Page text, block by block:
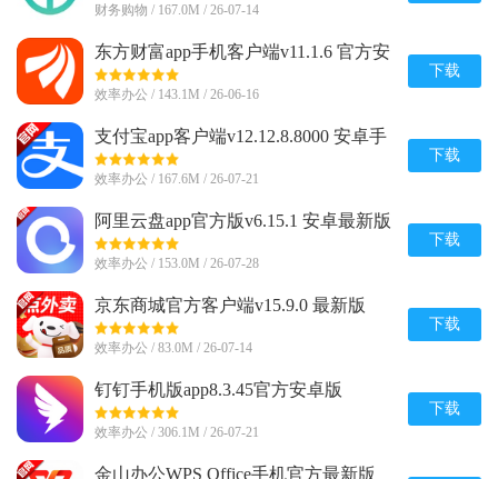
财务购物 / 167.0M / 26-07-14
东方财富app手机客户端v11.1.6 官方安
卓版
效率办公 / 143.1M / 26-06-16
下载
支付宝app客户端v12.12.8.8000 安卓手
机版
效率办公 / 167.6M / 26-07-21
下载
阿里云盘app官方版v6.15.1 安卓最新版
效率办公 / 153.0M / 26-07-28
下载
京东商城官方客户端v15.9.0 最新版
效率办公 / 83.0M / 26-07-14
下载
钉钉手机版app8.3.45官方安卓版
效率办公 / 306.1M / 26-07-21
下载
金山办公WPS Office手机官方最新版